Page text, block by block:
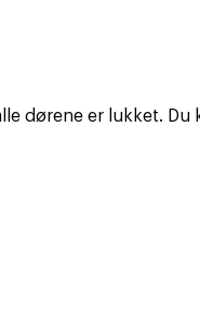
dørene er lukket.